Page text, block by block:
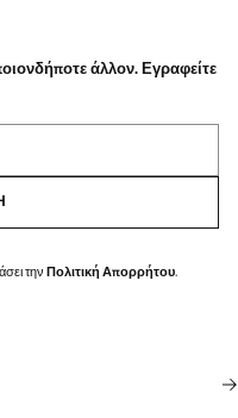
άλλον. Εγραφείτε
την Πολιτική Απορρήτου.